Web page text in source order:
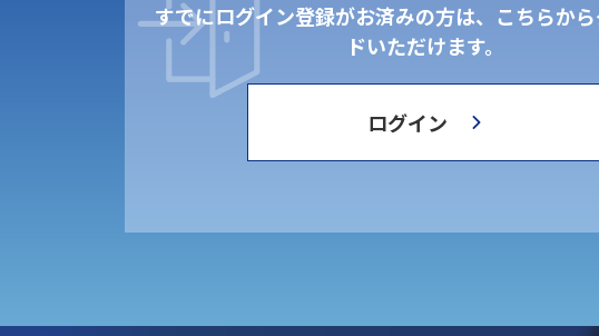
すでにログイン登録がお済みの方は、こちらか
ドいただけます。
ログイン